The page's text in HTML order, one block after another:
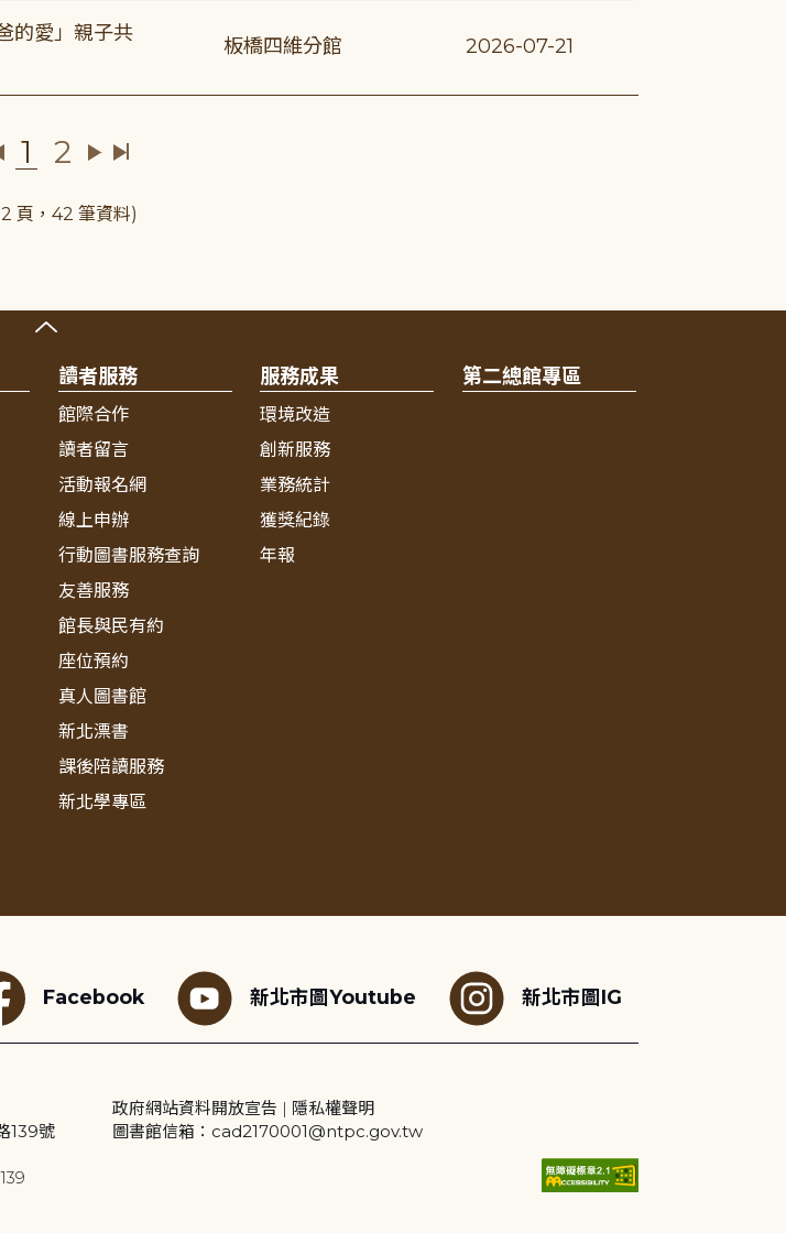
的愛」親子共
板橋四維分館 2026-07-21
1 2
頁，42 筆資料)
讀者服務
館際合作
讀者留言
活動報名網
線上申辦
行動圖書服務查詢
友善服務
館長與民有約
座位預約
真人圖書館
新北漂書
課後陪讀服務
新北學專區
服務成果
環境改造
創新服務
業務統計
獲獎紀錄
年報
第二總館專區
Facebook 新北市圖Youtube 新北市圖IG
139號
政府網站資料開放宣告 | 隱私權聲明
圖書館信箱：cad2170001@ntpc.gov.tw